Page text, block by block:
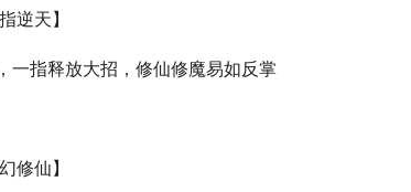
逆天】
一指释放大招，修仙修魔易如反掌
修仙】